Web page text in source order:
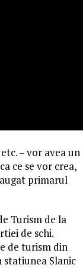
– vor avea un
ce se vor crea,
primarul
Turism de la
de schi.
de turism din
statiunea Slanic